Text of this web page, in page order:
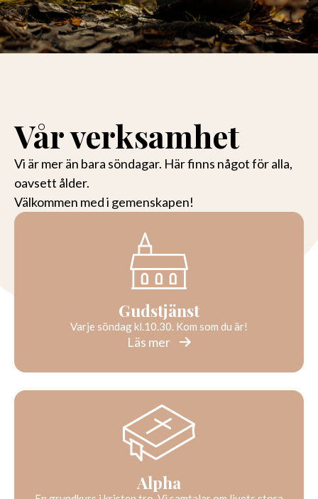
Vår verksamhet
Vi är mer än bara söndagar. Här finns något för alla,
oavsett ålder.
Välkommen med i gemenskapen!
Gudstjänst
Varje söndag kl.10.30. Kom som du är!
Läs mer
Alpha